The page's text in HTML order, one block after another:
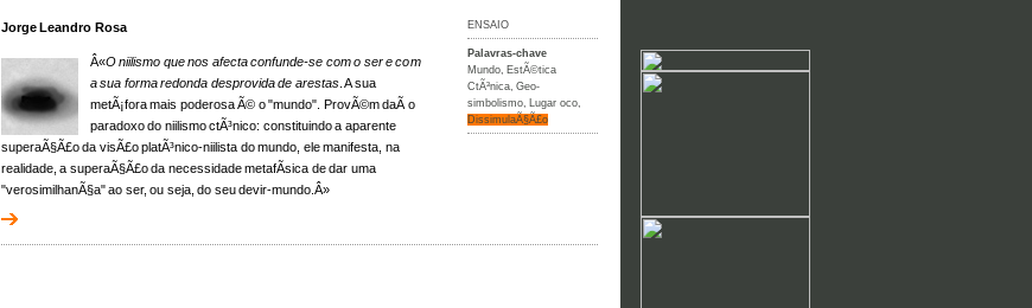
Jorge Leandro Rosa
Â«O niilismo que nos afecta confunde-se com o ser e com
a sua forma redonda desprovida de arestas. A sua
metÃ¡fora mais poderosa Ã© o "mundo". ProvÃ©m daÃ­ o
paradoxo do niilismoctÃ³nico: constituindo a aparente
superaÃ§Ã£o da visÃ£o platÃ³nico-niilista do mundo, ele manifesta, na
realidade, a superaÃ§Ã£o da necessidade metafÃ­sica de dar uma
"verosimilhanÃ§a" ao ser, ou seja, do seu devir-mundo.Â»
ENSAIO
Palavras-chave
Mundo EstÃ©tica
CtÃ³nica ,Geo-
simbolismo
Lugar oco,
DissimulaÃ§Ã£o